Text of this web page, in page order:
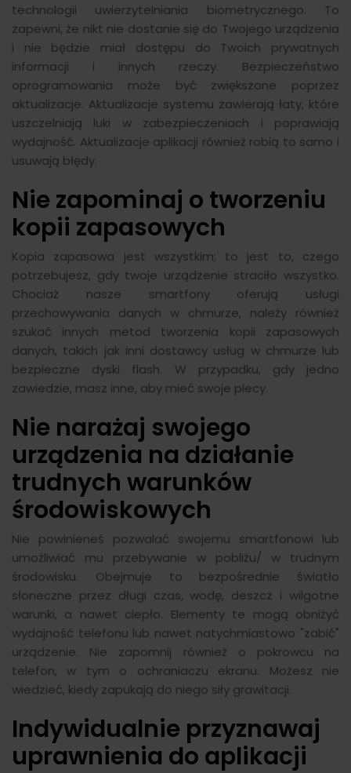
technologii uwierzytelniania biometrycznego. To
zapewni, że nikt nie dostanie się do Twojego urządzenia
i nie będzie miał dostępu do Twoich prywatnych
informacji i innych rzeczy. Bezpieczeństwo
oprogramowania może być zwiększone poprzez
aktualizacje. Aktualizacje systemu zawierają łaty, które
uszczelniają luki w zabezpieczeniach i poprawiają
wydajność. Aktualizacje aplikacji również robią to samo i
usuwają błędy.
Nie zapominaj o tworzeniu
kopii zapasowych
Kopia zapasowa jest wszystkim; to jest to, czego
potrzebujesz, gdy twoje urządzenie straciło wszystko.
Chociaż nasze smartfony oferują usługi
przechowywania danych w chmurze, należy również
szukać innych metod tworzenia kopii zapasowych
danych, takich jak inni dostawcy usług w chmurze lub
bezpieczne dyski flash. W przypadku, gdy jedno
zawiedzie, masz inne, aby mieć swoje plecy.
Nie narażaj swojego
urządzenia na działanie
trudnych warunków
środowiskowych
Nie powinieneś pozwalać swojemu smartfonowi lub
umożliwiać mu przebywanie w pobliżu/ w trudnym
środowisku. Obejmuje to bezpośrednie światło
słoneczne przez długi czas, wodę, deszcz i wilgotne
warunki, a nawet ciepło. Elementy te mogą obniżyć
wydajność telefonu lub nawet natychmiastowo "zabić"
urządzenie. Nie zapomnij również o pokrowcu na
telefon, w tym o ochraniaczu ekranu. Możesz nie
wiedzieć, kiedy zapukają do niego siły grawitacji.
Indywidualnie przyznawaj
uprawnienia do aplikacji